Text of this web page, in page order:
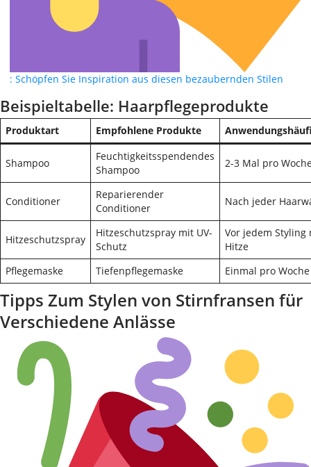
: Schöpfen Sie Inspiration aus diesen bezaubernden Stilen
Beispieltabelle: Haarpflegeprodukte
Produktart Empfohlene Produkte
Shampoo
Feuchtigkeitsspendendes
Shampoo
2-3 Mal pro
Conditioner
Reparierender
Conditioner
Nach jeder
Hitzeschutzspray
Hitzeschutzspray mit UV-
Schutz
Vor jedem Styling
Hitze
Pflegemaske
Tiefenpflegemaske Einmal pro Woche
Tipps Zum Stylen von Stirnfransen für
Verschiedene Anlässe